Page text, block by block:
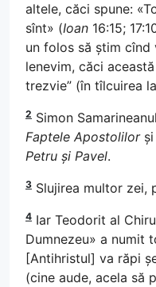
altele, căci spune:
sînt» (Ioan 16:15;
un folos să știm cînd
lenevim, căci
trezvie” (în tîlcuirea la
2 Simon
Faptele Apostolilorși
Petru și Pavel.
3 Slujirea multor zei,
4 Iar Teodorit al
Dumnezeu» a numit
[Antihristul] va răpi
(cine aude, acela să